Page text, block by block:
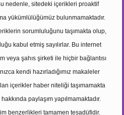
nedenle, sitedeki içerikleri proaktif
yükümlülüğümüz bulunmamaktadır.
sorumluluğunu taşımakta olup,
kabul etmiş sayılırlar. Bu internet
veya şahıs şirketi ile hiçbir bağlantısı
kendi hazırladığımız makaleler
içerikler haber niteliği taşımamakta
paylaşım yapılmamaktadır.
benzerlikleri tamamen tesadüfidir.